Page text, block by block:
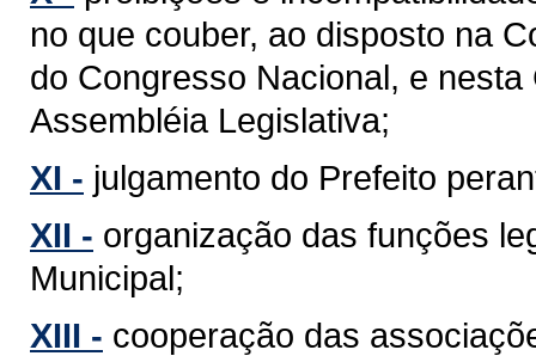
no que couber, ao disposto na
do Congresso Nacional, e
Assembléia Legislativa;
XI - julgamento do Prefeito
XII - organização das funções
Municipal;
XIII - cooperação das